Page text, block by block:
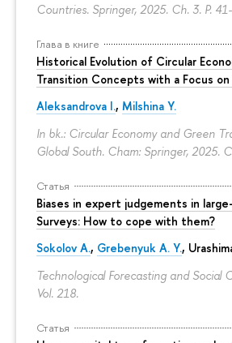
Countries. Springer, 2025. Ch. 3. P.
Глава в книге
Historical Evolution of Circular
Transition Concepts with a Focus
Aleksandrova I., Milshina Y.
In bk.: Circular Economy and Green
Global South. Cham: Springer, 2025.
Статья
Biases in expert judgements in
Surveys: How to cope with them?
Sokolov A., Grebenyuk A. Y.,
Technological Forecasting and Social
Vol. 218.
Статья